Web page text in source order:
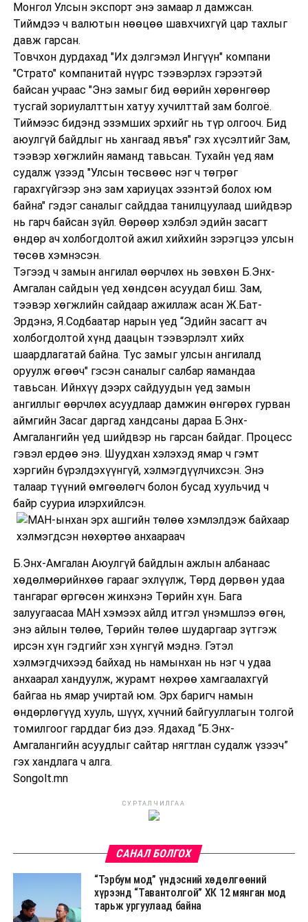
Монгол Улсын экспорт энэ замаар л дамжсан.
Тиймдээ ч валютын нөөцөө шавхчихгүй цар тахлыг
давж гарсан.
Товчхон дурдахад "Их дэлгэмэл Ингүүн" компани
"Страто" компанитай нүүрс тээвэрлэх гэрээтэй
байсан учраас "Энэ замыг бид өөрийн хөрөнгөөр
тусгай зориулалттын хатуу хучилттай зам болгоё.
Тиймээс бидэнд эзэмших эрхийг нь түр олгооч. Бид
аюулгүй байдлыг нь хангаад явъя" гэх хүсэлтийг Зам,
тээвэр хөгжлийн яаманд тавьсан. Тухайн үед яам
судалж үзээд "Улсын төсвөөс нэг ч төгрөг
гарахгүйгээр энэ зам хариуцах эзэнтэй болох юм
байна" гэдэг саналыг сайддаа танилцуулаад шийдвэр
нь гарч байсан зүйл. Өөрөөр хэлбэл эдийн засагт
өндөр ач холбогдолтой ажил хийхийн зэрэгцээ улсын
төсөв хэмнэсэн.
Тэгээд ч замын ангилал өөрчлөх нь зөвхөн Б.Энх-
Амгалан сайдын үед хөндсөн асуудал биш. Зам,
тээвэр хөгжлийн сайдаар ажиллаж асан Ж.Бат-
Эрдэнэ, Я.Содбаатар нарын үед “Эдийн засагт ач
холбогдолтой хүнд даацын тээвэрлэлт хийх
шаардлагатай байна. Тус замыг улсын ангилалд
оруулж өгөөч" гэсэн саналыг салбар яамандаа
тавьсан. Ийнхүү дээрх сайдуудын үед замын
ангиллыг өөрчлөх асуудлаар дамжин өнгөрөх гурван
аймгийн Засаг даргад хандсаны дараа Б.Энх-
Амгалангийн үед шийдвэр нь гарсан байдаг. Процесс
гэвэл ердөө энэ. Шуудхан хэлэхэд ямар ч гэмт
хэргийн бүрэлдэхүүнгүй, хэлмэгдүүлчихсэн. Энэ
талаар түүний өмгөөлөгч болон бусад хуульчид ч
байр сууриа илэрхийлсэн.
Б.Энх-Амгалан Аюулгүй байдлын ажлын албанаас
хөдөлмөрийнхөө гарааг эхлүүлж, Төрд дөрвөн удаа
тангараг өргөсөн жинхэнэ Төрийн хүн. Бага
залуугаасаа МАН хэмээх айлд итгэл үнэмшлээ өгөн,
энэ айлын төлөө, Төрийн төлөө шударгаар зүтгэж
ирсэн хүн гэдгийг хэн хүнгүй мэднэ. Гэтэл
хэлмэгдчихээд байхад нь намынхан нь нэг ч удаа
анхаарал хандуулж, журамт нөхрөө хамгаалахгүй
байгаа нь ямар учиртай юм. Эрх баригч намын
өндөрлөгүүд хууль, шүүх, хүчний байгууллагын толгой
томилгоог гарддаг биз дээ. Ядахад “Б.Энх-
Амгалангийн асуудлыг сайтар нягтлан судалж үзээч”
гэх хандлага ч алга.
Songolt.mn
СУРТАЛЧИЛГАА
САНАЛ БОЛГОХ
“Тэрбум мод” үндэсний хөдөлгөөний
хүрээнд “Тавантолгой” ХК 12 мянган мод
тарьж ургуулаад байна